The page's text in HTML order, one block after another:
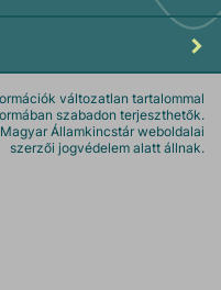
változatlan tartalommal
szabadon terjeszthetők.
Államkincstár weboldalai
szerzői jogvédelem alatt állnak.